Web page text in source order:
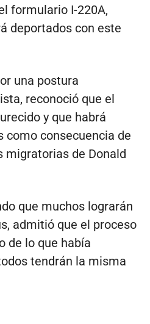
formulario I-220A,
deportados con este
una postura
reconoció que el
y que habrá
como consecuencia de
migratorias de Donald
que muchos lograrán
admitió que el proceso
de lo que había
tendrán la misma